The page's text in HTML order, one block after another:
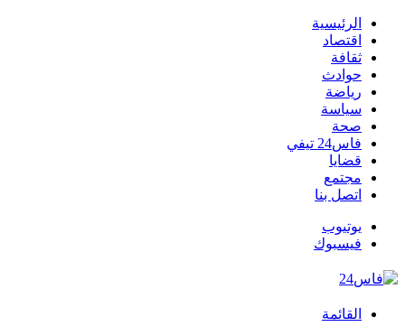
الرئيسية
اقتصاد
ثقافة
حوادث
رياضة
سياسة
صحة
فاس24 تيفي
قضايا
مجتمع
اتصل بنا
يوتيوب
فيسبوك
القائمة